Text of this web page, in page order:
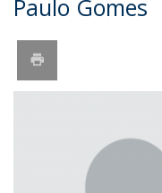
Paulo Gomes